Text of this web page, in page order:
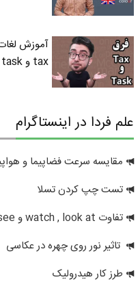
آموزش
tax و task چیه؟
علم فردا در اینستاگرام
مقایسه سرعت فضاپیما و
تست چپ کردن تسلا
تفاوت watch , look at و see
تاثیر نور روی چهره در عکاسی
طرز کار هیدرولیک